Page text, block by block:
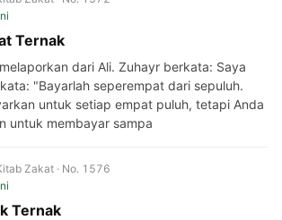
Ternak
dari Ali. Zuhayr berkata: Saya
untuk setiap empat puluh, tetapi Anda
untuk membayar sampa
Zakat · No. 1576
Ternak